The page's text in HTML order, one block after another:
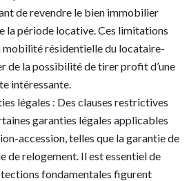
de revendre le bien immobilier
la période locative. Ces limitations
mobilité résidentielle du locataire-
de la possibilité de tirer profit d’une
intéressante.
légales : Des clauses restrictives
garanties légales applicables
accession, telles que la garantie de
de relogement. Il est essentiel de
fondamentales figurent